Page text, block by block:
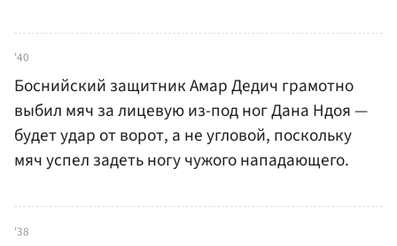
'40
Боснийский защитник Амар Дедич грамотно
выбил мяч за лицевую из-под ног Дана Ндоя —
будет удар от ворот, а не угловой, поскольку
мяч успел задеть ногу чужого нападающего.
'38